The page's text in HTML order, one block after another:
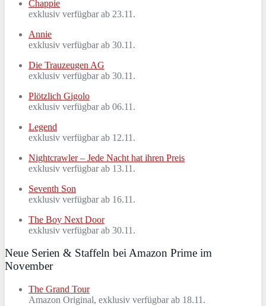
Chappie
exklusiv verfügbar ab 23.11.
Annie
exklusiv verfügbar ab 30.11.
Die Trauzeugen AG
exklusiv verfügbar ab 30.11.
Plötzlich Gigolo
exklusiv verfügbar ab 06.11.
Legend
exklusiv verfügbar ab 12.11.
Nightcrawler – Jede Nacht hat ihren Preis
exklusiv verfügbar ab 13.11.
Seventh Son
exklusiv verfügbar ab 16.11.
The Boy Next Door
exklusiv verfügbar ab 30.11.
Neue Serien & Staffeln bei Amazon Prime im
November
The Grand Tour
Amazon Original, exklusiv verfügbar ab 18.11.